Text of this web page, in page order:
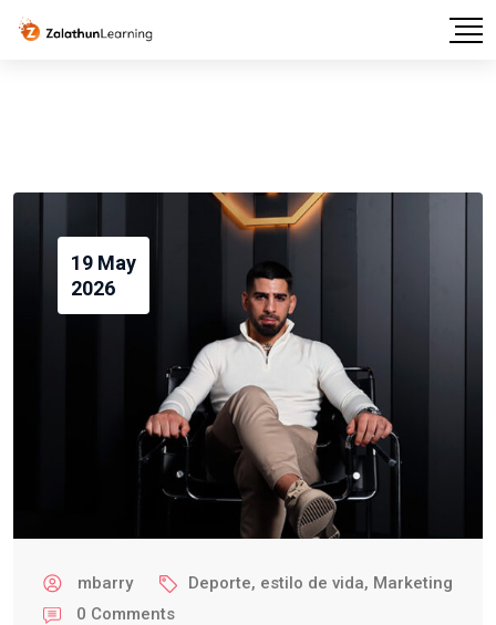
19 May
2026
mbarry Deporte, estilo de vida, Marketing
0 Comments